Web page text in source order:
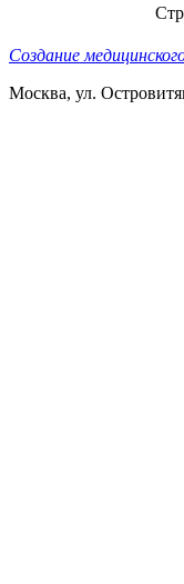
Создание
Москва, ул.